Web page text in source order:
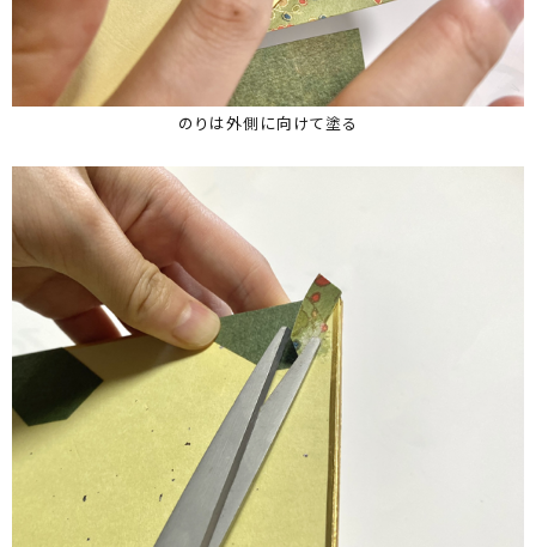
のりは外側に向けて塗る